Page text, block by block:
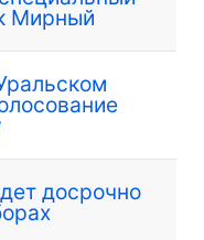
Мирный
досрочно